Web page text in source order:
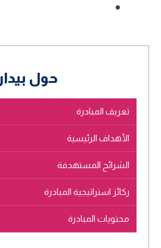
حول بيدار
تعريف المبادرة
الأهداف الرئيسية
الشرائح المستهدفة
ركائز استراتيجية المبادرة
محتويات المبادرة